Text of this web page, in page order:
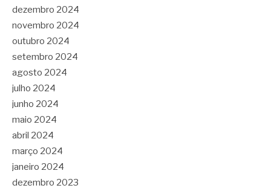
dezembro 2024
novembro 2024
outubro 2024
setembro 2024
agosto 2024
julho 2024
junho 2024
maio 2024
abril 2024
março 2024
janeiro 2024
dezembro 2023